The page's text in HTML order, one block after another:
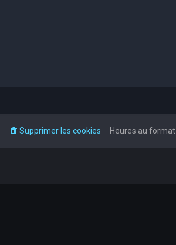
Heures au format
Supprimer les cookies